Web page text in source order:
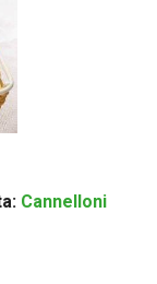
Cannelloni